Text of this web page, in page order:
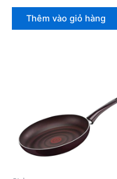
Thêm vào giỏ hàng